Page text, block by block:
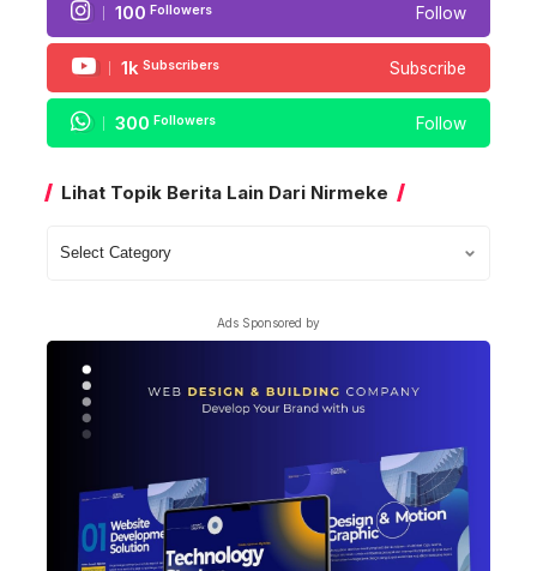
100 Followers Follow
1k Subscribers Subscribe
300 Followers Follow
Lihat Topik Berita Lain Dari Nirmeke
Nirmeke
Ads Sponsored by